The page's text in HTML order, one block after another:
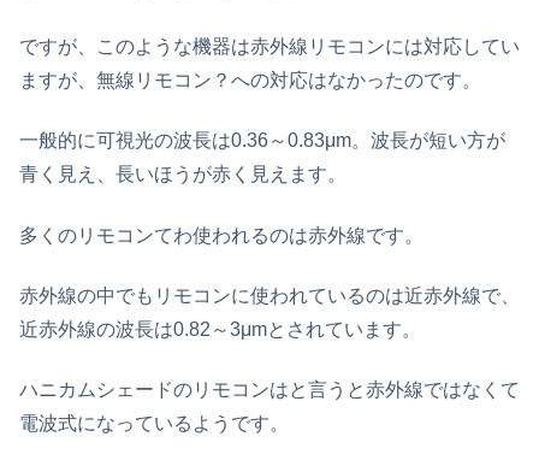
ですが、このような機器は赤外線リモコンには対応してい
ますが、無線リモコン？への対応はなかったのです。
一般的に可視光の波長は0.36～0.83μm。波長が短い方が
青く見え、長いほうが赤く見えます。
多くのリモコンてわ使われるのは赤外線です。
赤外線の中でもリモコンに使われているのは近赤外線で、
近赤外線の波長は0.82～3μmとされています。
ハニカムシェードのリモコンはと言うと赤外線ではなくて
電波式になっているようです。